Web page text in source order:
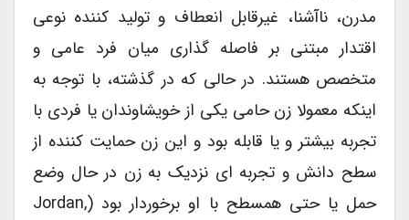
مدرن، ناآشنا، غیرقابل انعطاف و تولید کننده نوعی
اقتدار مبتنی بر فاصله گذاری میان فرد عامی و
متخصص هستند. در حالی که در گذشته، با توجه به
اینکه معمولا زن حامی یکی از خویشاوندان یا فردی با
تجربه بیشتر و یا قابله بود و این زن حمایت کننده از
سطح دانش و تجربه ای نزدیک به زن در حال وضع
حمل یا حتی همسطح با او برخوردار بود (Jordan,